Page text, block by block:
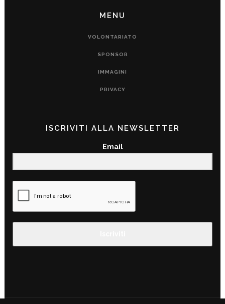
MENU
VOLONTARIATO
SPONSOR
IMMAGINI
PRIVACY
ISCRIVITI ALLA NEWSLETTER
Email